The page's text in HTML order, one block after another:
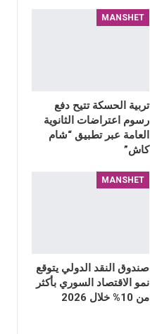
MANSHET
تربية الحسكة تتيح دفع
رسوم اعتراضات الثانوية
العامة عبر تطبيق “شام
كاش”
MANSHET
صندوق النقد الدولي يتوقع
نمو الاقتصاد السوري بأكثر
من 10% خلال 2026